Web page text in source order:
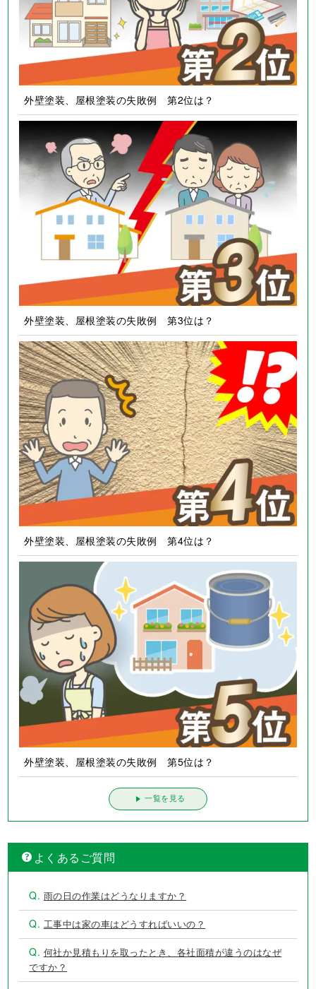
外壁塗装、屋根塗装の失敗例 第2位は？
外壁塗装、屋根塗装の失敗例 第3位は？
外壁塗装、屋根塗装の失敗例 第4位は？
外壁塗装、屋根塗装の失敗例 第5位は？
一覧を見る
よくあるご質問
Q. 雨の日の作業はどうなりますか？
Q. 工事中は家の車はどうすればいいの？
Q. 何社か見積もりを取ったとき、各社面積が違うのはなぜ
ですか？